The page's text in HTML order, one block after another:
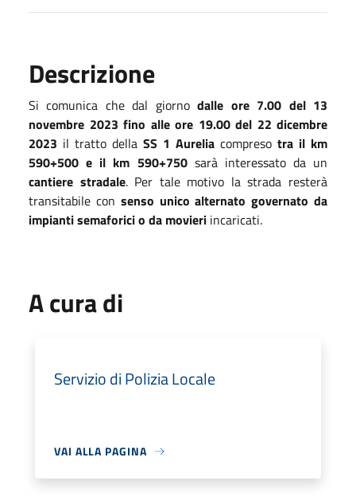
Descrizione
Si comunica che dal giornodalle ore 7.00 del 13
novembre 2023 fino alle ore 19.00 del 22 dicembre
2023 il tratto della SS 1 Aurelia compreso tra il km
590+500 e il km 590+750sarà interessato da un
cantiere stradale. Per tale motivo la strada resterà
transitabile con senso unico alternato governato da
impianti semaforici o da movieri incaricati.
A cura di
Servizio di Polizia Locale
VAI ALLA PAGINA